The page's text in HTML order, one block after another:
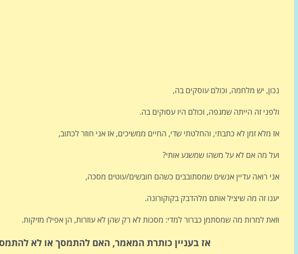
נכון, יש מלחמה, וכולם עוסקים בה,
ולפני זה הייתה שמגפה, וכולם היו עסוקים בה.
אז מלא זמן לא כתבתי, והחלטתי שדי, החיים ממשיכים, אז אני חוזר לכתוב,
ועל מה אם לא על משהו שמשגע אותי?
אני רואה עדיין אנשים שמסתובבים כשהם חובשים/עוטים מסכה,
יענו זה מה שיציל אותם מלהדבק בקוקורונה.
וזאת למרות מה שמסתמן כברור למדי: מסכות לא רק שהן לא עוזרות, הן אפילו מזיקות.
אז בעניין כותרת המאמר, האם להתמסך או לא